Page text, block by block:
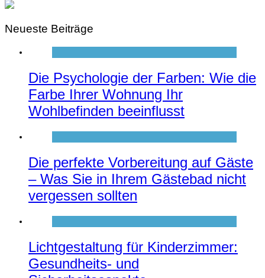
Neueste Beiträge
Die Psychologie der Farben: Wie die
Farbe Ihrer Wohnung Ihr
Wohlbefinden beeinflusst
Die perfekte Vorbereitung auf Gäste
– Was Sie in Ihrem Gästebad nicht
vergessen sollten
Lichtgestaltung für Kinderzimmer:
Gesundheits- und